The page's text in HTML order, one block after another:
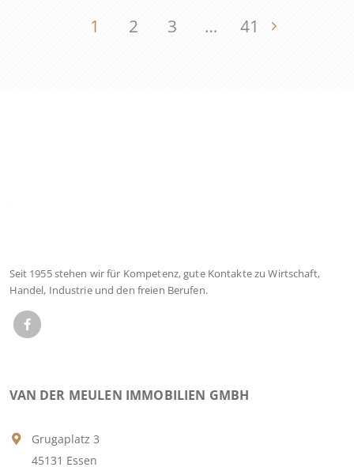
1 2 3 … 41
Seit 1955 stehen wir für Kompetenz, gute Kontakte zu Wirtschaft,
Handel, Industrie und den freien Berufen.
VAN DER MEULEN IMMOBILIEN GMBH
Grugaplatz 3
45131 Essen